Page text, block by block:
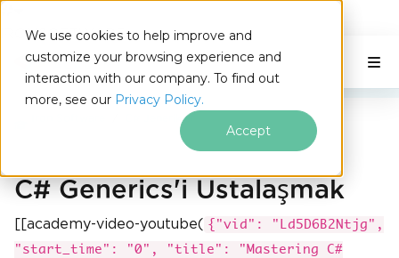
We use cookies to help improve and
customize your browsing experience and
interaction with our company. To find out
more, see our Privacy Policy.
Accept
IRONSOFTWARE
Altbilgi içeriğine atla
C# Application
Bu Sayfada
C# Jenerikler
C# Generics'i Ustalaşmak
[[academy-video-youtube( {"vid": "Ld5D6B2Ntjg",
"start_time": "0", "title": "Mastering C#